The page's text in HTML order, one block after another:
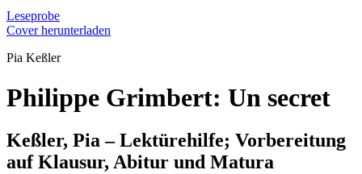
Leseprobe
Cover herunterladen
Pia Keßler
Philippe Grimbert: Un secret
Keßler, Pia – Lektürehilfe; Vorbereitung
auf Klausur, Abitur und Matura